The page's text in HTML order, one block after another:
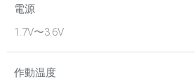
電源
1.7V〜3.6V
作動温度